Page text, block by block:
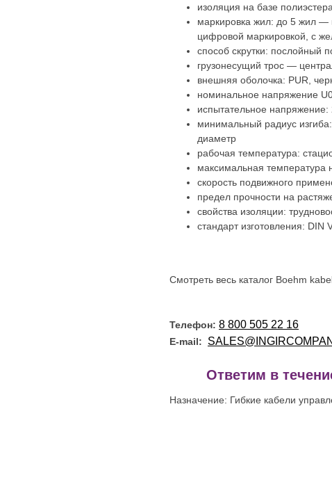
изоляция на базе полиэстера
маркировка жил: до 5 жил
цифровой маркировкой, с
способ скрутки: послойный
грузонесущий трос —
внешняя оболочка: PUR,
номинальное напряжение
испытательное напряжение:
минимальный радиус
диаметр
рабочая температура:
максимальная температура
скорость подвижного
предел прочности на
свойства изоляции:
стандарт изготовления: DIN
Смотреть весь каталог Boehm
Телефон: 8 800 505 22 16
E-mail:
Ответим в
Назначение: Гибкие кабели